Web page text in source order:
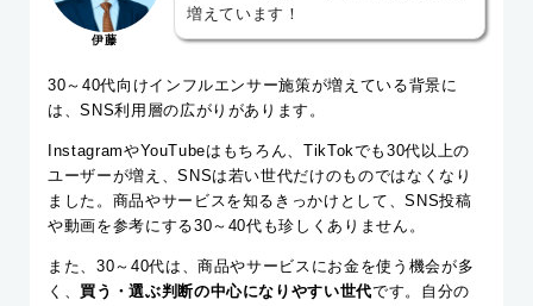
伊藤
増えています！
30～40代向けインフルエンサー施策が増えている背景に
は、SNS利用層の広がりがあります。
InstagramやYouTubeはもちろん、TikTokでも30代以上の
ユーザーが増え、SNSは若い世代だけのものではなくなり
ました。商品やサービスを知るきっかけとして、SNS投稿
や動画を参考にする30～40代も珍しくありません。
また、30～40代は、商品やサービスにお金を使う機会が多
く、 買う・選ぶ判断の中心になりやすい世代です。自分の